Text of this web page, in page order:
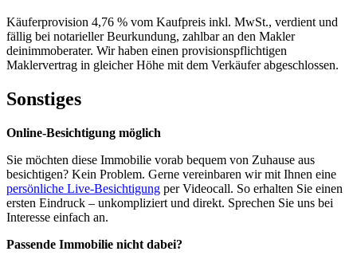
Käuferprovision 4,76 % vom Kaufpreis inkl. MwSt., verdient und
fällig bei notarieller Beurkundung, zahlbar an den Makler
deinimmoberater. Wir haben einen provisionspflichtigen
Maklervertrag in gleicher Höhe mit dem Verkäufer abgeschlossen.
Sonstiges
Online-Besichtigung möglich
Sie möchten diese Immobilie vorab bequem von Zuhause aus
besichtigen? Kein Problem. Gerne vereinbaren wir mit Ihnen eine
persönliche Live-Besichtigung per Videocall. So erhalten Sie einen
ersten Eindruck – unkompliziert und direkt. Sprechen Sie uns bei
Interesse einfach an.
Passende Immobilie nicht dabei?